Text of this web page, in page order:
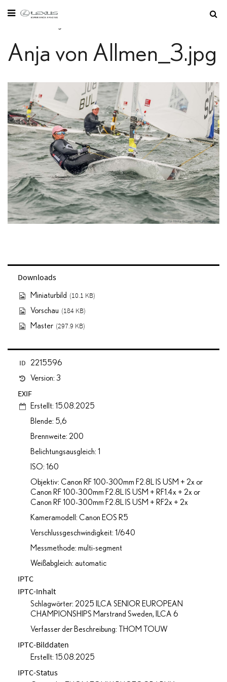
Anja von Allmen_3.jpg
Downloads
Miniaturbild (10.1 KB)
Vorschau (184 KB)
Master (297.9 KB)
ID
2215596
Version: 3
EXIF
Erstellt: 15.08.2025
Blende: 5,6
Brennweite: 200
Belichtungsausgleich: 1
ISO: 160
Objektiv: Canon RF 100-300mm F2.8L IS USM + 2x or
Canon RF 100-300mm F2.8L IS USM + RF1.4x + 2x or
Canon RF 100-300mm F2.8L IS USM + RF2x + 2x
Kameramodell: Canon EOS R5
Verschlussgeschwindigkeit: 1/640
Messmethode: multi-segment
Weißabgleich: automatic
IPTC
IPTC-Inhalt
Schlagwörter: 2025 ILCA SENIOR EUROPEAN
CHAMPIONSHIPS Marstrand Sweden, ILCA 6
Verfasser der Beschreibung: THOM TOUW
IPTC-Bilddaten
Erstellt: 15.08.2025
IPTC-Status